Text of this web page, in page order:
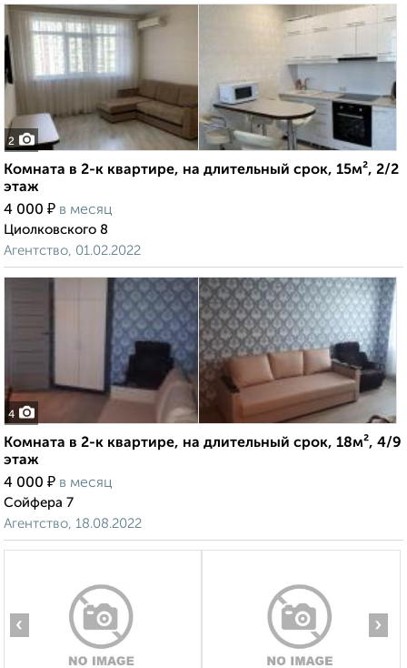
2
Комната в 2-к квартире, на длительный срок, 15м², 2/2
этаж
4 000 ₽ в месяц
Циолковского 8
Агентство, 01.02.2022
4
Комната в 2-к квартире, на длительный срок, 18м², 4/9
этаж
4 000 ₽ в месяц
Сойфера 7
Агентство, 18.08.2022
‹ ›